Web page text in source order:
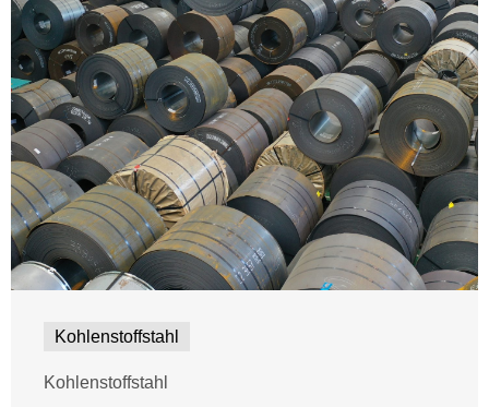
Kohlenstoffstahl
Kohlenstoffstahl